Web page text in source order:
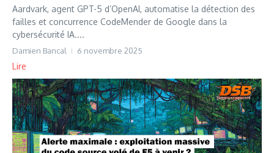
Aardvark, agent GPT-5 d’OpenAI, automatise la détection des
failles et concurrence CodeMender de Google dans la
cybersécurité IA....
Damien Bancal 6 novembre 2025
Lire